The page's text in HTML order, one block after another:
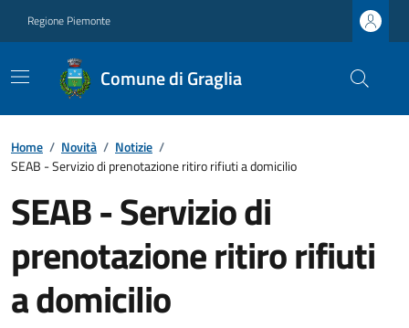
Regione Piemonte
Comune di Graglia
Home / Novità / Notizie /
SEAB - Servizio di prenotazione ritiro rifiuti a domicilio
SEAB - Servizio di
prenotazione ritiro rifiuti
a domicilio